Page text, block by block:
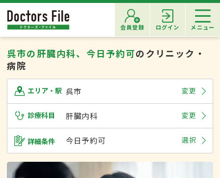
会員登録 ログイン メニュー
呉市の肝臓内科、今日予約可のクリニック・
病院
エリア・駅 呉市 変更
診療科目 肝臓内科 変更
詳細条件 今日予約可 選択